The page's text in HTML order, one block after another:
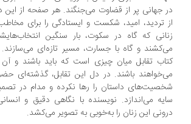
جهانی پر از قضاوت می‌جنگند. هر صفحه از این
تردید، امید، شکست و ایستادگی را برای مخاطب به
که گاه در سکوت، بار سنگین انتخاب‌هایشان
و گاه با جسارت، مسیر تازه‌ای می‌سازند.
تقابل میان چیزی است که باید باشند و آن
باشند. در دل این تقابل، گذشته‌ای حضور
داستان را رها نکرده و مدام در تصمیم‌های
می‌اندازد. نویسنده با نگاهی دقیق و انسانی،
این زنان را به‌خوبی به تصویر می‌کشد.